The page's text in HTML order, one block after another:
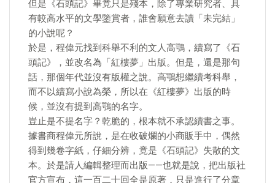
但是《石頭記》畢竟只是殘本，除了專業研究者、具
有較高水平的文學鑒賞者，誰會願意去讀「未完結」
的小說呢？
於是，程偉元找到科舉不利的文人高鶚，續寫了《石
頭記》，並改名為「紅樓夢」出版。但是，還是那句
話，那個年代並沒有版權之說。高鶚想繼續考科舉，
而不以續寫小說為榮，所以在《紅樓夢》出版的時
候，並沒有提到高鶚的名字。
豈止是不提名字？乾脆的，根本就不承認續書之事。
據書商程偉元所說，是在收破爛的小商販手中，偶然
得到幾卷字紙，仔細分辨，竟是《石頭記》失散的文
本。於是請人編輯整理而出版——也就是說，把出版社
官方宣布，這一百二十回全是原著，只是進行了分章